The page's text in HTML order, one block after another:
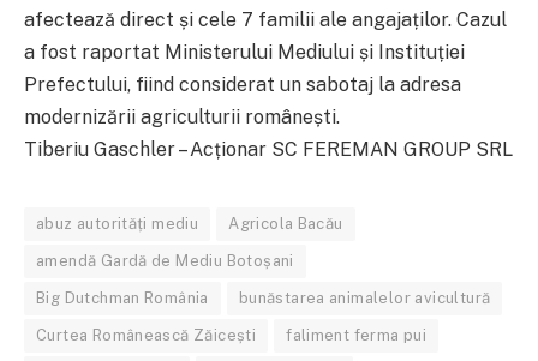
afectează direct și cele 7 familii ale angajaților. Cazul
a fost raportat Ministerului Mediului și Instituției
Prefectului, fiind considerat un sabotaj la adresa
modernizării agriculturii românești.
Tiberiu Gaschler – Acționar SC FEREMAN GROUP SRL
abuz autorități mediu Agricola Bacău
amendă Gardă de Mediu Botoșani
Big Dutchman România bunăstarea animalelor avicultură
Curtea Românească Zăicești faliment ferma pui